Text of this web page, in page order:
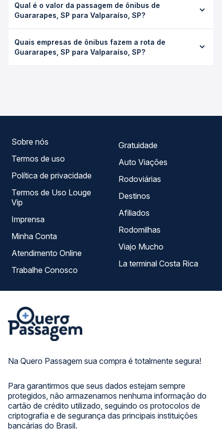
SP leva em média 0 horas, podendo variar conforme a
viação, o tipo de serviço (convencional, executivo ou
exata de cada opção na data desejada.
Qual é o valor da passagem de ônibus de
Guararapes, SP para Valparaíso, SP?
Valparaíso, SP custa em média não identificado e varia
conforme a data da viagem, a empresa, o tipo de poltrona
Quais empresas de ônibus fazem a rota de
Guararapes, SP para Valparaíso, SP?
Na Quero Passagem sua compra é totalmente segura!
Para garantirmos que seus dados estejam sempre
protegidos, não armazenamos nenhuma informação do
cartão de crédito utilizado, seguindo os protocolos de
criptografia e de segurança das principais instituições
bancárias do Brasil.
Sobre nós
Termos de uso
Política de privacidade
Termos de Uso Louge
Vip
Imprensa
Minha Conta
Atendimento Online
Trabalhe Conosco
Gratuidade
Auto Viações
Rodoviárias
Destinos
Afiliados
Rodomilhas
Viajo Mucho
La terminal Costa Rica